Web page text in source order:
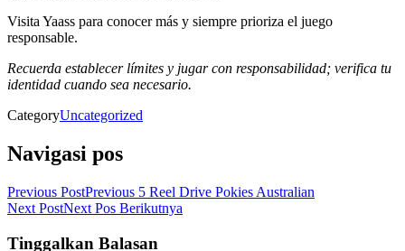
Visita Yaass para conocer más y siempre prioriza el juego
responsable.
Recuerda establecer límites y jugar con responsabilidad; verifica tu
identidad cuando sea necesario.
CategoryUncategorized
Navigasi pos
Previous PostPrevious 5 Reel Drive Pokies Australian
Next PostNext Pos Berikutnya
Tinggalkan Balasan